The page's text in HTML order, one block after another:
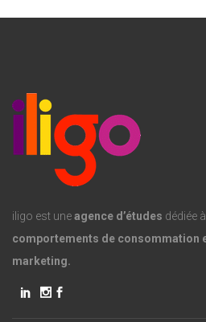
iligo est uneagence d’études dédiée
comportements de consommation
marketing.